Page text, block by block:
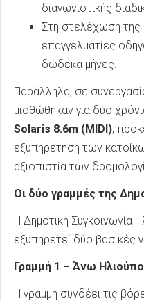
διαγωνιστικής
Στη στελέχωση της
επαγγελματίες
δώδεκα μήνες.
Παράλληλα, σε
μισθώθηκαν για δύο
Solaris 8.6m (MIDI),
εξυπηρέτηση των
αξιοπιστία των
Οι δύο γραμμές της
Η Δημοτική Συγκοινωνία
εξυπηρετεί δύο βασικές
Γραμμή 1 – Άνω
Η γραμμή συνδέει τις